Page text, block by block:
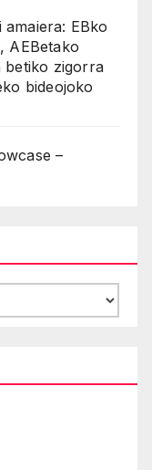
EBko
AEBetako
betiko zigorra
bideojoko
–